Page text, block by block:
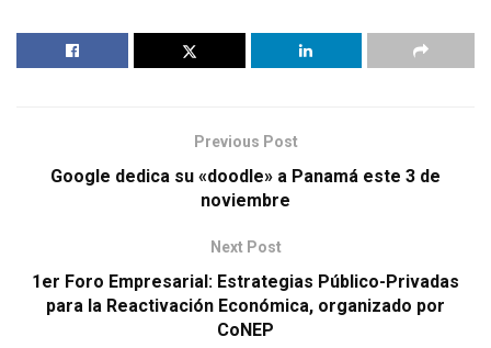
Previous Post
Google dedica su «doodle» a Panamá este 3 de
noviembre
Next Post
1er Foro Empresarial: Estrategias Público-Privadas
para la Reactivación Económica, organizado por
CoNEP